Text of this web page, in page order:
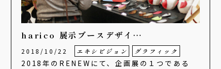
harico 展示ブースデザイ…
2018/10/22 エキシビジョン グラフィック
2018年のRENEWにて、企画展の１つである